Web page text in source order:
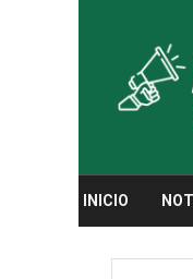
INICIO